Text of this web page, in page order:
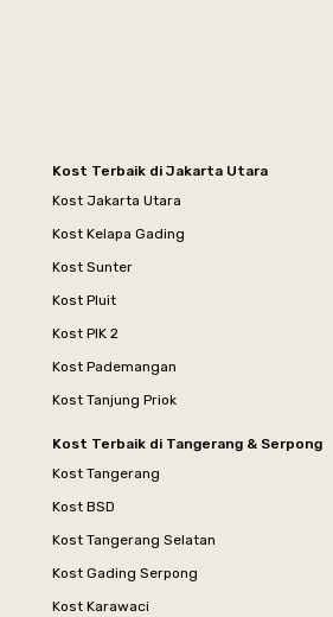
Kost Terbaik di Jakarta Utara
Kost Jakarta Utara
Kost Kelapa Gading
Kost Sunter
Kost Pluit
Kost PIK 2
Kost Pademangan
Kost Tanjung Priok
Kost Terbaik di Tangerang & Serpong
Kost Tangerang
Kost BSD
Kost Tangerang Selatan
Kost Gading Serpong
Kost Karawaci